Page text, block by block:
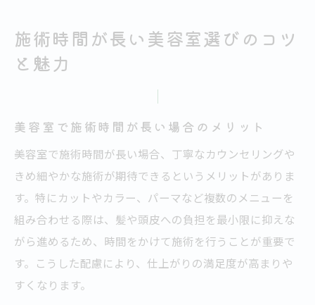
施術時間が長い美容室選びのコツ
と魅力
美容室で施術時間が長い場合のメリット
美容室で施術時間が長い場合、丁寧なカウンセリングや
きめ細やかな施術が期待できるというメリットがありま
す。特にカットやカラー、パーマなど複数のメニューを
組み合わせる際は、髪や頭皮への負担を最小限に抑えな
がら進めるため、時間をかけて施術を行うことが重要で
す。こうした配慮により、仕上がりの満足度が高まりや
すくなります。